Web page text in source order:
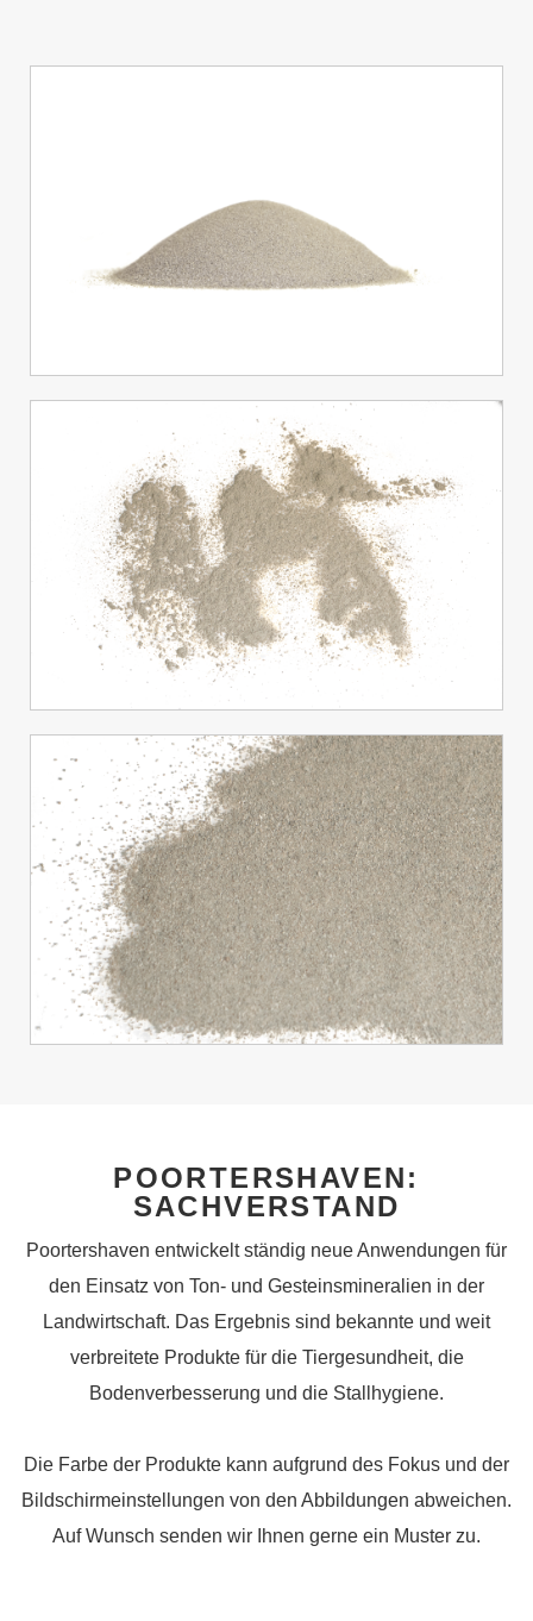
POORTERSHAVEN:
SACHVERSTAND
Poortershaven entwickelt ständig neue Anwendungen für
den Einsatz von Ton- und Gesteinsmineralien in der
Landwirtschaft. Das Ergebnis sind bekannte und weit
verbreitete Produkte für die Tiergesundheit, die
Bodenverbesserung und die Stallhygiene.
Die Farbe der Produkte kann aufgrund des Fokus und der
Bildschirmeinstellungen von den Abbildungen abweichen.
Auf Wunsch senden wir Ihnen gerne ein Muster zu.